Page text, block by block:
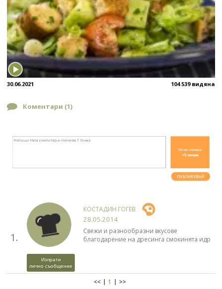
30.06.2021 104 539 видяна
Коментари (1)
1.
Изпрати
лично съобщение
КОСТАДИН ГОГЕВ
28.05.2014
Свежи и разнообразни вкусове
благодарение на дресинга смокинята идр
<< 1 >>